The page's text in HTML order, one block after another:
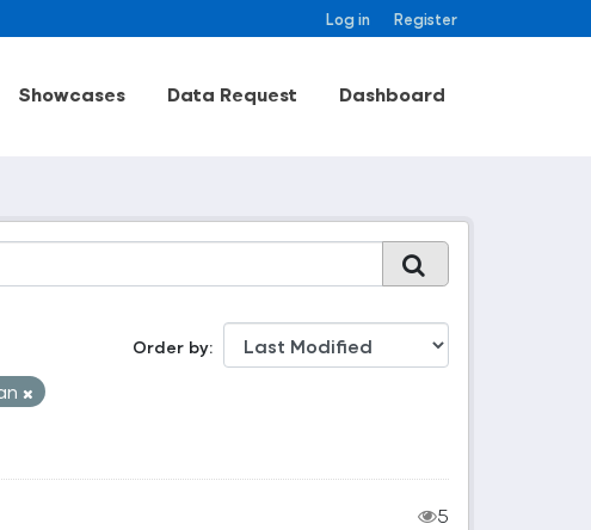
Log in Register
Showcases Data Request Dashboard
Order by
5